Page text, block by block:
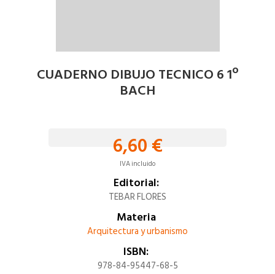
CUADERNO DIBUJO TECNICO 6 1º
BACH
6,60 €
IVA incluido
Editorial:
TEBAR FLORES
Materia
Arquitectura y urbanismo
ISBN:
978-84-95447-68-5